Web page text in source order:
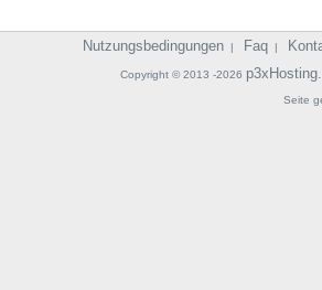
Nutzungsbedingungen | Faq |
Copyright © 2013 -2026
Seite